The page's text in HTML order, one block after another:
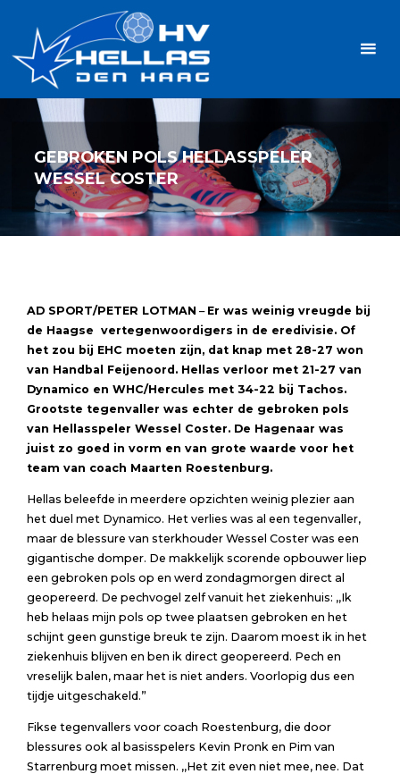
inhoud
GEBROKEN POLS HELLASSPELER
WESSEL COSTER
AD SPORT/PETER LOTMAN – Er was weinig vreugde bij
de Haagse vertegenwoordigers in de eredivisie. Of
het zou bij EHC moeten zijn, dat knap met 28-27 won
van Handbal Feijenoord. Hellas verloor met 21-27 van
Dynamico en WHC/Hercules met 34-22 bij Tachos.
Grootste tegenvaller was echter de gebroken pols
van Hellasspeler Wessel Coster. De Hagenaar was
juist zo goed in vorm en van grote waarde voor het
team van coach Maarten Roestenburg.
Hellas beleefde in meerdere opzichten weinig plezier aan
het duel met Dynamico. Het verlies was al een tegenvaller,
maar de blessure van sterkhouder Wessel Coster was een
gigantische domper. De makkelijk scorende opbouwer liep
een gebroken pols op en werd zondagmorgen direct al
geopereerd. De pechvogel zelf vanuit het ziekenhuis: ,,Ik
heb helaas mijn pols op twee plaatsen gebroken en het
schijnt geen gunstige breuk te zijn. Daarom moest ik in het
ziekenhuis blijven en ben ik direct geopereerd. Pech en
vreselijk balen, maar het is niet anders. Voorlopig dus een
tijdje uitgeschakeld.”
Fikse tegenvallers voor coach Roestenburg, die door
blessures ook al basisspelers Kevin Pronk en Pim van
Starrenburg moet missen. ,,Het zit even niet mee, nee. Dat